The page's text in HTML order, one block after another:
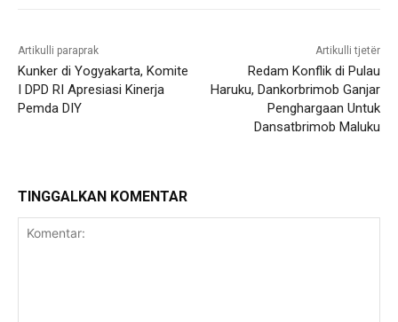
Artikulli paraprak
Kunker di Yogyakarta, Komite
I DPD RI Apresiasi Kinerja
Pemda DIY
Artikulli tjetër
Redam Konflik di Pulau
Haruku, Dankorbrimob Ganjar
Penghargaan Untuk
Dansatbrimob Maluku
TINGGALKAN KOMENTAR